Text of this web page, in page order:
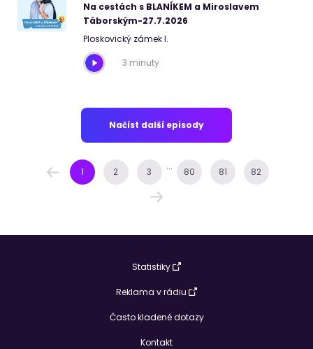
Na cestách s BLANÍKEM a Miroslavem
Táborským-27.7.2026
Ploskovický zámek I.
3 minuty
Načíst další episody
1 2 3 ... 80 81 82
Statistiky
Reklama v rádiu
Často kladené dotazy
Kontakt